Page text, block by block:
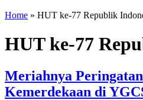
Home » HUT ke-77 Republik
HUT ke-77
Meriahnya
Kemerdekaan di